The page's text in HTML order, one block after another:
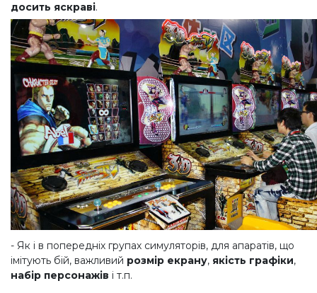
досить яскраві.
- Як і в попередніх групах симуляторів, для апаратів, що
імітують бій, важливий розмір екрану, якість графіки,
набір персонажів і т.п.